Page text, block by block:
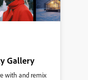
Gallery
with and remix